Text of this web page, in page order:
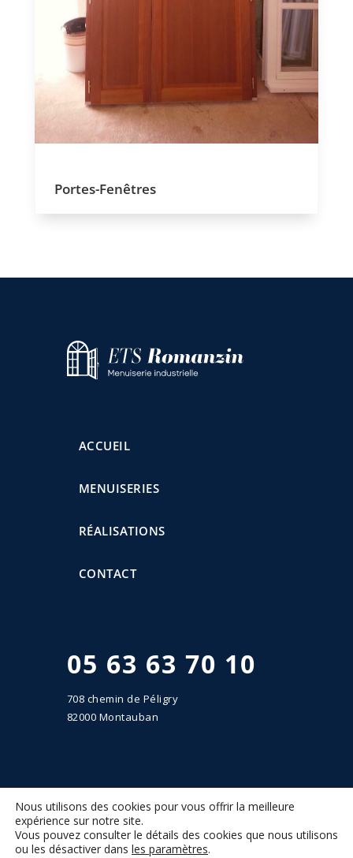
Portes-Fenêtres
ACCUEIL
MENUISERIES
RÉALISATIONS
CONTACT
05 63 63 70 10
708 chemin de Péligry
82000 Montauban
Réalisation : MULTIMED SOLUTIONS
Mentions légales|Plan du site
Nous utilisons des cookies pour vous offrir la meilleure
expérience sur notre site.
Vous pouvez consulter le détails des cookies que nous utilisons
ou les désactiver dans les paramètres.